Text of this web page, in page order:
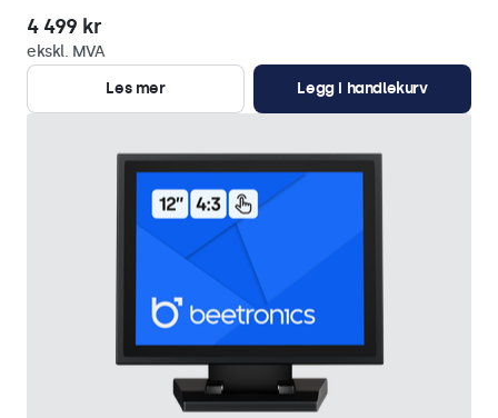
4 499 kr
ekskl. MVA
Les mer
Legg i handlekurv